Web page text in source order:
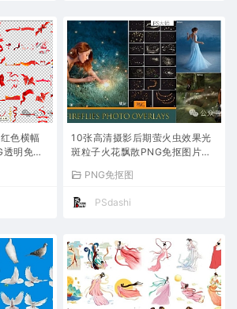
色横幅
明免抠
装饰节
10张高清摄影后期萤火虫效果光
斑粒子火花飘散PNG免抠图片叠
载修图影楼婚纱写真设计特效制
作背景照片
PNG免抠图
PSdashi